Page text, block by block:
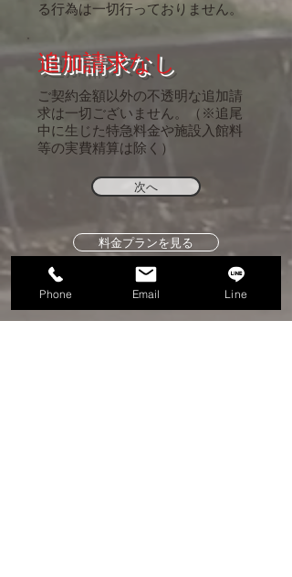
る行為は一切行っておりません。
追加請求なし
​ご契約金額以外の不透明な追加請
求は一切ございません。（※追尾
中に生じた特急料金や施設入館料
等の実費精算は除く）
次へ
料金プランを見る
Phone Email Line